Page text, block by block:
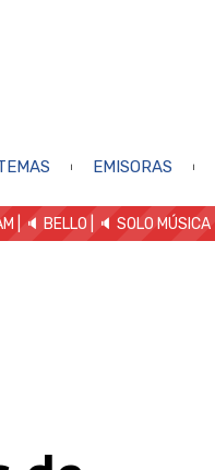
EMISORAS
| 🔈 BELLO 🔈 SOLO MÚSICA